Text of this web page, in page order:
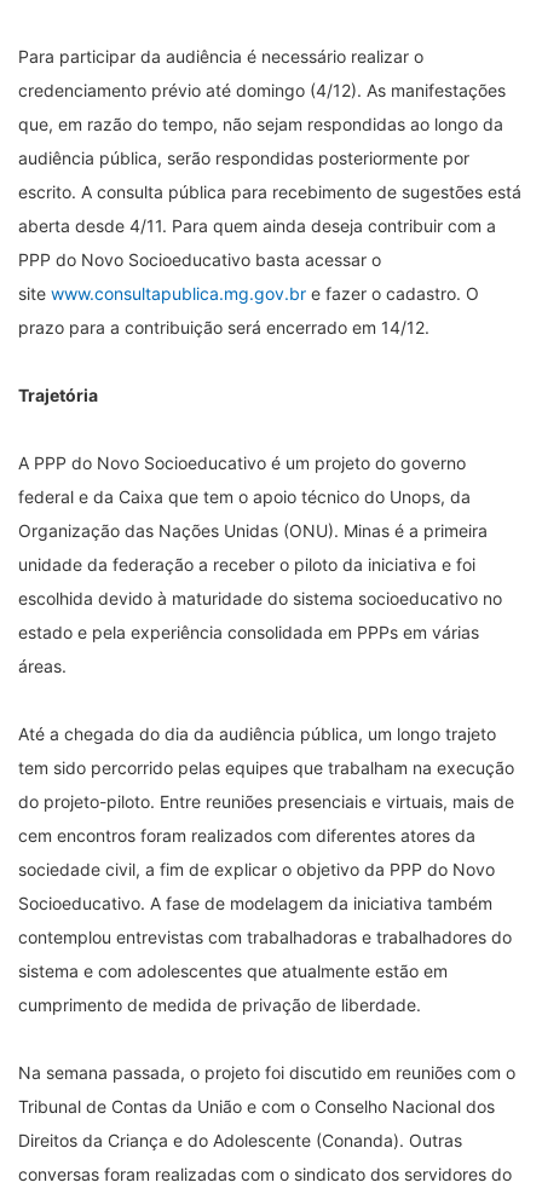
Para participar da audiência é necessário realizar o
credenciamento prévio até domingo (4/12). As manifestações
que, em razão do tempo, não sejam respondidas ao longo da
audiência pública, serão respondidas posteriormente por
escrito. A consulta pública para recebimento de sugestões está
aberta desde 4/11. Para quem ainda deseja contribuir com a
PPP do Novo Socioeducativo basta acessar o
site www.consultapublica.mg.gov.br e fazer o cadastro. O
prazo para a contribuição será encerrado em 14/12.
Trajetória
A PPP do Novo Socioeducativo é um projeto do governo
federal e da Caixa que tem o apoio técnico do Unops, da
Organização das Nações Unidas (ONU). Minas é a primeira
unidade da federação a receber o piloto da iniciativa e foi
escolhida devido à maturidade do sistema socioeducativo no
estado e pela experiência consolidada em PPPs em várias
áreas.
Até a chegada do dia da audiência pública, um longo trajeto
tem sido percorrido pelas equipes que trabalham na execução
do projeto-piloto. Entre reuniões presenciais e virtuais, mais de
cem encontros foram realizados com diferentes atores da
sociedade civil, a fim de explicar o objetivo da PPP do Novo
Socioeducativo. A fase de modelagem da iniciativa também
contemplou entrevistas com trabalhadoras e trabalhadores do
sistema e com adolescentes que atualmente estão em
cumprimento de medida de privação de liberdade.
Na semana passada, o projeto foi discutido em reuniões com o
Tribunal de Contas da União e com o Conselho Nacional dos
Direitos da Criança e do Adolescente (Conanda). Outras
conversas foram realizadas com o sindicato dos servidores do